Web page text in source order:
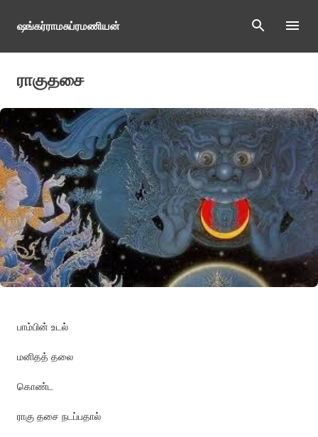
Skip to main content
ஷங்கர்ராமசுப்ரமணியன்
ராகுதசை
பாம்பின் உடல்
மனிதத் தலை
கொண்ட
ராகு தசை நடப்பதால்